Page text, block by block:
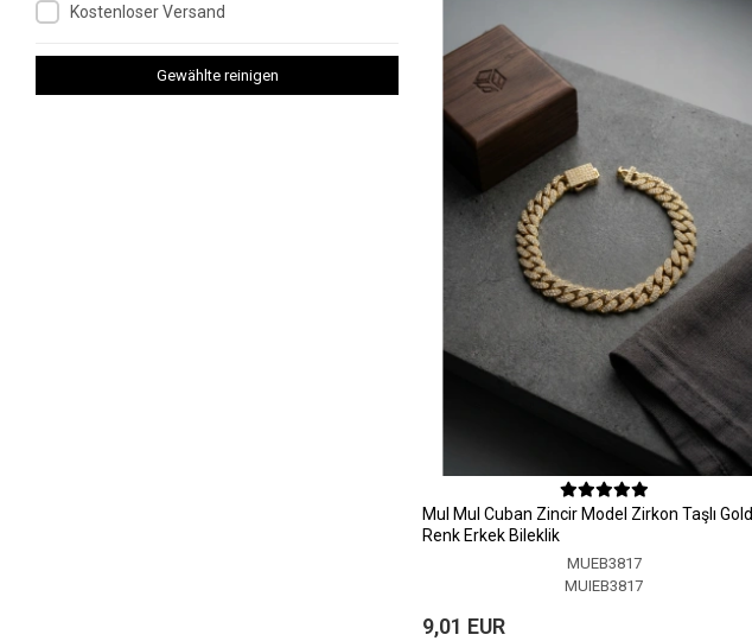
Kostenloser Versand
Gewählte reinigen
MuI MuI Cuban Zincir Model Zirkon Taşlı Gold
Renk Erkek Bileklik
MUEB3817
MUIEB3817
9,01 EUR